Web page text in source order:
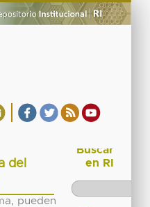
del
pueden
Buscar
en RI